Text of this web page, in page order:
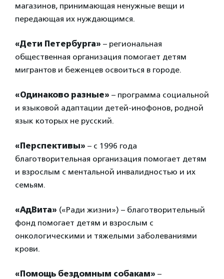
магазинов, принимающая ненужные вещи и
передающая их нуждающимся.
«Дети Петербурга» – региональная
общественная организация помогает детям
мигрантов и беженцев освоиться в городе.
«Одинаково разные» – программа социальной
и языковой адаптации детей-инофонов, родной
язык которых не русский.
«Перспективы» – с 1996 года
благотворительная организация помогает детям
и взрослым с ментальной инвалидностью и их
семьям.
«АдВита» («Ради жизни») – благотворительный
фонд помогает детям и взрослым с
онкологическими и тяжелыми заболеваниями
крови.
«Помощь бездомным собакам» –